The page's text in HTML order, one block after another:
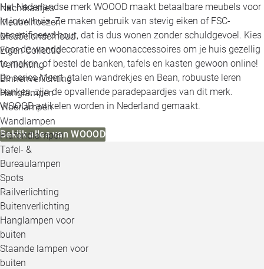
Nachtkastjes
Meubelhoezen
Meubelonderhoud
Eigen Collectie
Verlichting
Binnenverlichting
Hanglampen
Vloerlampen
Wandlampen
Plafondlampen
Tafel- &
Bureaulampen
Spots
Railverlichting
Buitenverlichting
Hanglampen voor
buiten
Staande lampen voor
buiten
Het Nederlandse merk WOOOD maakt betaalbare meubels voor
in jouw huis. Ze maken gebruik van stevig eiken of FSC-
gecertificeerd hout, dat is dus wonen zonder schuldgevoel. Kies
voor de wanddecoratie en woonaccessoires om je huis gezellig
te maken, of bestel de banken, tafels en kasten gewoon online!
De series Meert, stalen wandrekjes en Bean, robuuste leren
banken, zijn de opvallende paradepaardjes van dit merk.
WOOOD artikelen worden in Nederland gemaakt.
Bekijk alles van WOOOD